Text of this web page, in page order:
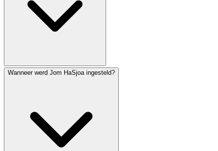
herdenkingskaarsen (die de zes miljoen
vertegenwoordigen) en het voorlezen van namen van
slachtoffers. Vlaggen worden halfstok gehangen.
Wanneer werd Jom HaSjoa ingesteld?